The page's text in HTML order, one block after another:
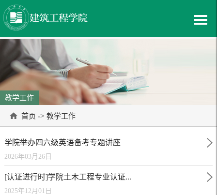
教学工作
首页 -> 教学工作
学院举办四六级英语备考专题讲座
2026年03月26日
[认证进行时]学院土木工程专业认证...
2025年12月01日